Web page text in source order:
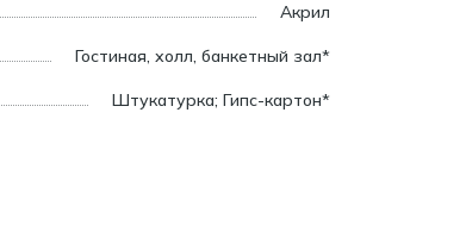
Акрил
Гостиная, холл, банкетный зал*
Штукатурка; Гипс-картон*